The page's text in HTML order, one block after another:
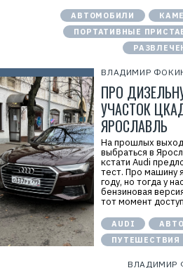
АВТОМОБИЛИ
ПОРТАТИВНЫЕ
ВЛАДИМИР
ПРО
УЧАСТОК
ЯРОСЛАВЛЬ
На прошлых
выбраться в
кстати Audi
тест. Про машину
году, но тогда у
бензиновая
тот момент
AUDI
ПУТЕШЕСТВИЯ
ВЛАДИМИР